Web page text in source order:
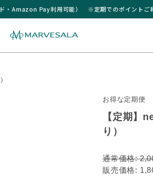
・Amazon Pay利用可能） ※定期でのポイントご
お得な定期便
【定期】
り）
通常価格:
販売価格: